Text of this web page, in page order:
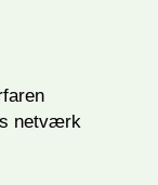
netværk